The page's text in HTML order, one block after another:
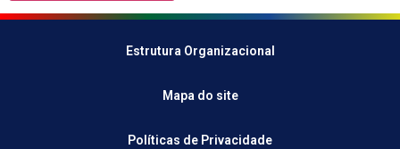
Estrutura Organizacional
Mapa do site
Políticas de Privacidade